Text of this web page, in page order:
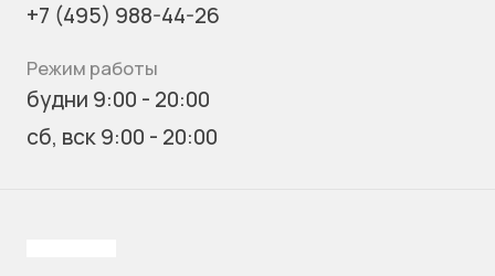
+7 (495) 988-44-26
Режим работы
будни 9:00 - 20:00
сб, вск 9:00 - 20:00